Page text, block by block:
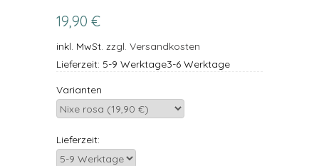
19,90 €
inkl. MwSt. zzgl. Versandkosten
Lieferzeit: 5-9 Werktage3-6 Werktage
Varianten
Lieferzeit: